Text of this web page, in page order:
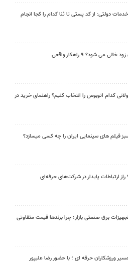
دولتی: از کد پستی تا ثنا کدام را کجا انجام
می شود؟ ۹ راهکار واقعی
کدام اتوبوس را انتخاب کنیم؟ راهنمای خرید در
فیلم های سینمایی ایران را چه کسی میسازد؟
راز ارتباطات پایدار در شرکت‌های حرفه‌ای
برق صنعتی بازار؛ چرا برندها قیمت متفاوتی
ورزشکاران حرفه ای ؛ با حضور رضا علیپور